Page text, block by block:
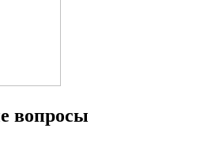
вопросы